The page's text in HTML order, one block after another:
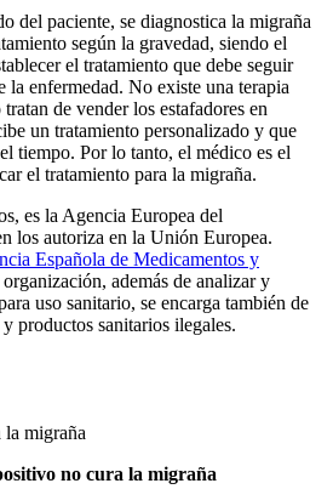
del paciente, se diagnostica la migraña
según la gravedad, siendo el
el tratamiento que debe seguir
la enfermedad. No existe una terapia
de vender los estafadores en
un tratamiento personalizado y que
tiempo. Por lo tanto, el médico es el
el tratamiento para la migraña.
es la Agencia Europea del
los autoriza en la Unión Europea.
Española de Medicamentos y
organización, además de analizar y
uso sanitario, se encarga también de
productos sanitarios ilegales.
la migraña
no cura la migraña